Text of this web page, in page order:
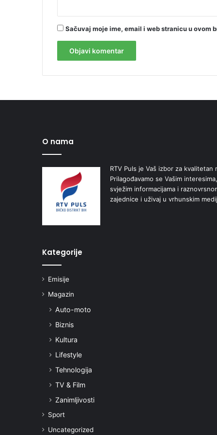
Sačuvaj moje ime, email i web stranicu u ovom
O nama
RTV Puls je Vaš izbor za
Prilagođavamo se Vašim
svježim informacijama i
zajednice i uživaj u vrhunskim
Kategorije
Emisije
Magazin
Auto-moto
Biznis
Kultura
Lifestyle
Tehnologija
TV & Film
Zanimljivosti
Sport
Uncategorized